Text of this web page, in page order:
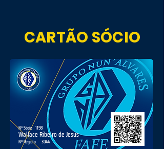
CARTÃO SÓCIO
1198
Nº Sócio
Wallace Ribeiro de Jesus
3044
Nº Registo